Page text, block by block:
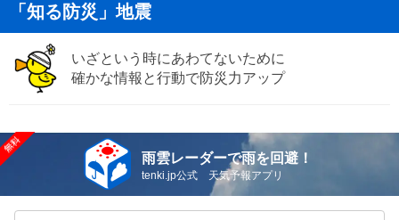
「知る防災」地震
いざという時にあわてないために
確かな情報と行動で防災力アップ
雨雲レーダーで雨を回避！
tenki.jp公式 天気予報アプリ